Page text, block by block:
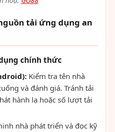
tải ứng dụng an
chính thức
Kiểm tra tên nhà
và đánh giá. Tránh tải
hành lạ hoặc số lượt tải
nhà phát triển và đọc kỹ